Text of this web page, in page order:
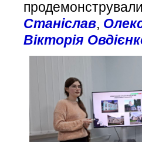
продемонстрували
Станіслав,
Вікторія